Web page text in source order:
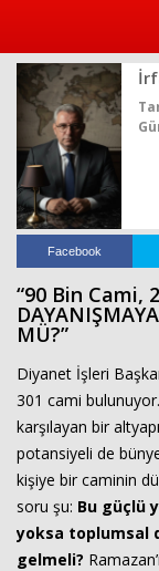
Facebook
“90 Bin Cami,
MÜ?”
Diyanet İşleri
301 cami bulunuyor.
karşılayan bir
potansiyeli de
kişiye bir caminin
soru şu: Bu güçlü
yoksa toplumsal
gelmeli?